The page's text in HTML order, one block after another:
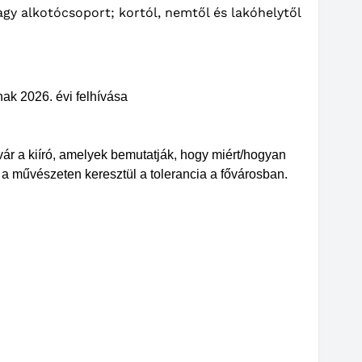
alkotócsoport; kortól, nemtől és lakóhelytől
2026. évi felhívása
a kiíró, amelyek bemutatják, hogy miért/hogyan
művészeten keresztül a tolerancia a fővárosban.